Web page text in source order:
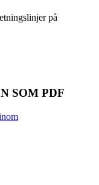
på
SOM PDF